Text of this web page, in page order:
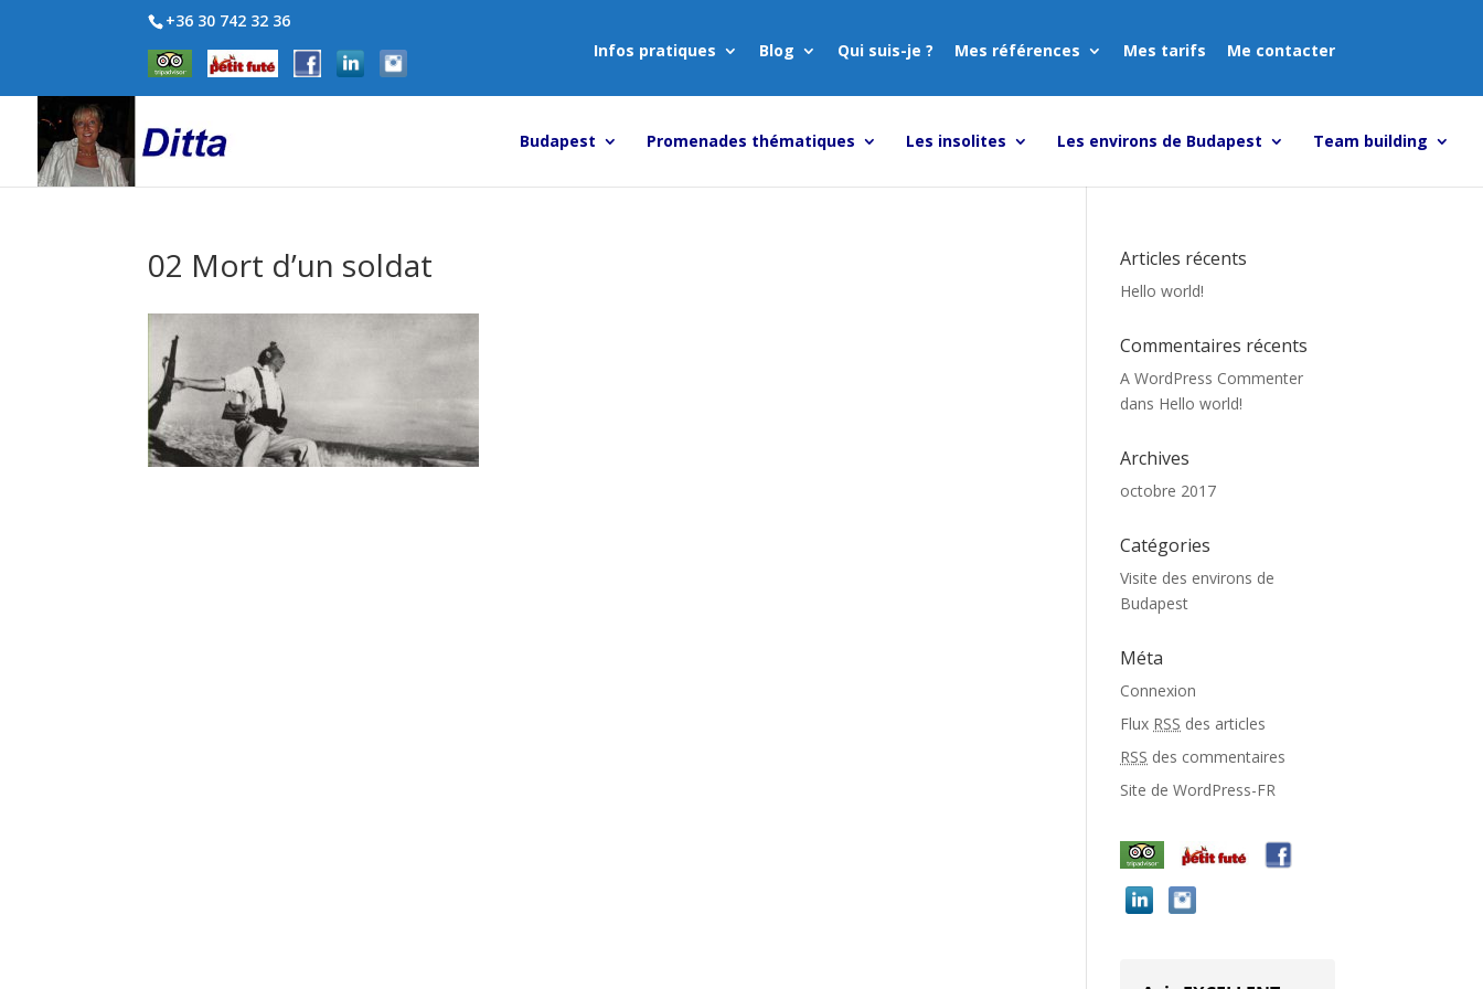
+36 30 742 32 36
Infos pratiques
Blog Qui suis-je ? Mes références Mes tarifs Me contacter
Budapest Promenades thématiques Les insolites Les environs de Budapest Team building
02 Mort d’un soldat Articles récents
Hello world!
Commentaires récents
A WordPress Commenter
dans Hello world!
Archives
octobre 2017
Catégories
Visite des environs de
Budapest
Méta
Connexion
Flux RSS des articles
RSS des commentaires
Site de WordPress-FR